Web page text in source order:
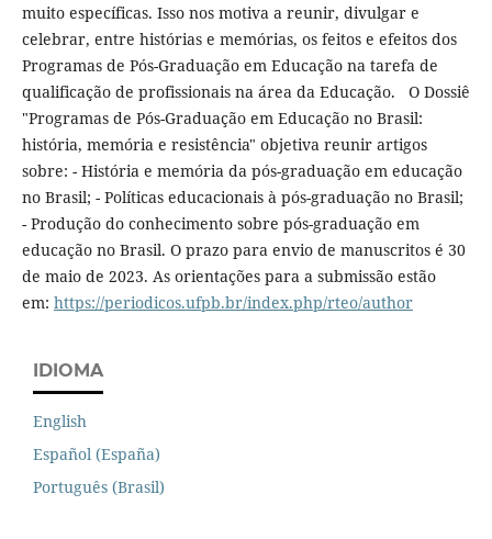
muito específicas. Isso nos motiva a reunir, divulgar e
celebrar, entre histórias e memórias, os feitos e efeitos dos
Programas de Pós-Graduação em Educação na tarefa de
qualificação de profissionais na área da Educação. O Dossiê
"Programas de Pós-Graduação em Educação no Brasil:
história, memória e resistência" objetiva reunir artigos
sobre: - História e memória da pós-graduação em educação
no Brasil; - Políticas educacionais à pós-graduação no Brasil;
- Produção do conhecimento sobre pós-graduação em
educação no Brasil. O prazo para envio de manuscritos é 30
de maio de 2023. As orientações para a submissão estão
em: https://periodicos.ufpb.br/index.php/rteo/author
IDIOMA
English
Español (España)
Português (Brasil)